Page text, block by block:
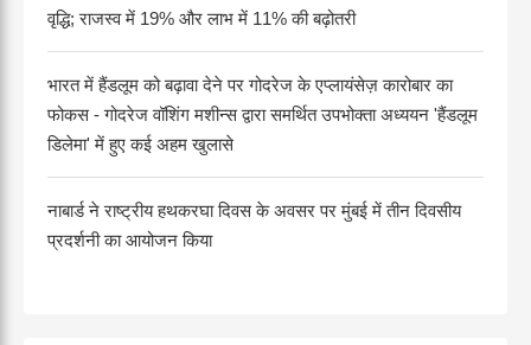
वृद्धि; राजस्व में 19% और लाभ में 11% की बढ़ोतरी
भारत में हैंडलूम को बढ़ावा देने पर गोदरेज के एप्लायंसेज़ कारोबार का
फोकस - गोदरेज वॉशिंग मशीन्स द्वारा समर्थित उपभोक्ता अध्ययन 'हैंडलूम
डिलेमा' में हुए कई अहम खुलासे
नाबार्ड ने राष्ट्रीय हथकरघा दिवस के अवसर पर मुंबई में तीन दिवसीय
प्रदर्शनी का आयोजन किया